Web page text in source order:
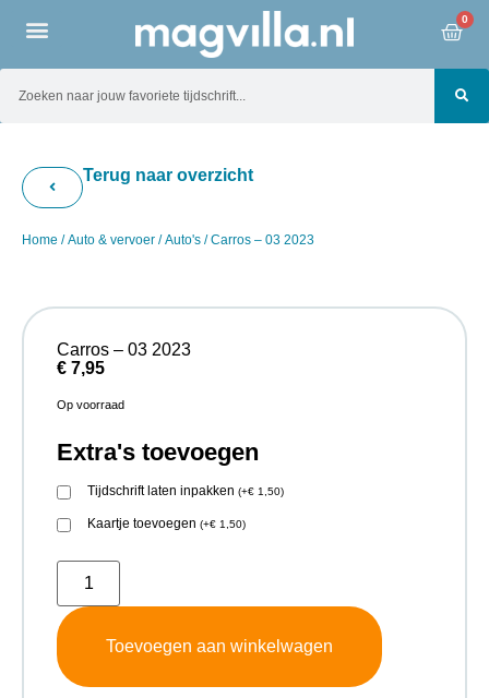
0
Terug naar overzicht
Home /Auto & vervoer /Auto's / Carros – 03 2023
Carros – 03 2023
€ 7,95
Op voorraad
Extra's toevoegen
Tijdschrift laten inpakken (+€ 1,50)
Kaartje toevoegen (+€ 1,50)
Toevoegen aan winkelwagen